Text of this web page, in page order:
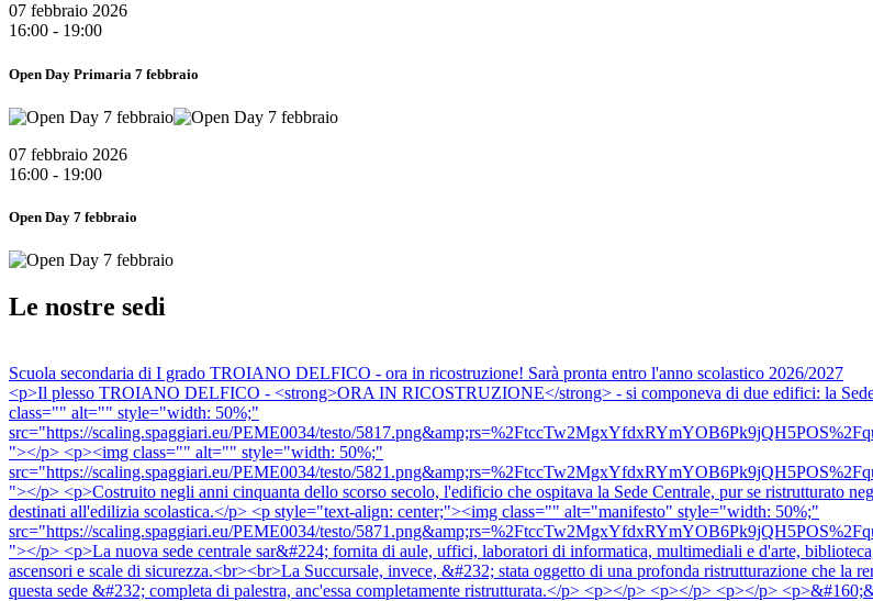
07 febbraio 2026
16:00 - 19:00
Open Day Primaria 7 febbraio
07 febbraio 2026
16:00 - 19:00
Open Day 7 febbraio
Le nostre sedi
Scuola secondaria di I grado TROIANO DELFICO - ora in ricostruzione! Sarà pronta entro l'anno scolastico 2026/2027
<p>Il plesso TROIANO DELFICO - <strong>ORA IN RICOSTRUZIONE</strong> - si componeva di due edifici: la
class="" alt="" style="width: 50%;"
src="https://scaling.spaggiari.eu/PEME0034/testo/
"></p> <p><img class="" alt="" style="width: 50%;"
src="https://scaling.spaggiari.eu/PEME0034/testo/
"></p> <p>Costruito negli anni cinquanta dello scorso secolo, l'edificio che ospitava la Sede Centrale, pur se ristrutturato
destinati all'edilizia scolastica.</p> <p style="text-align: center;"><img class="" alt="manifesto" style="width: 50%;"
src="https://scaling.spaggiari.eu/PEME0034/testo/
"></p> <p>La nuova sede centrale sar&#224; fornita di aule, uffici, laboratori di informatica, multimediali e d'arte,
ascensori e scale di sicurezza.<br><br>La Succursale, invece, &#232; stata oggetto di una profonda ristrutturazione che la
questa sede &#232; completa di palestra, anc'essa completamente ristrutturata.</p> <p></p> <p></p> <p></p>